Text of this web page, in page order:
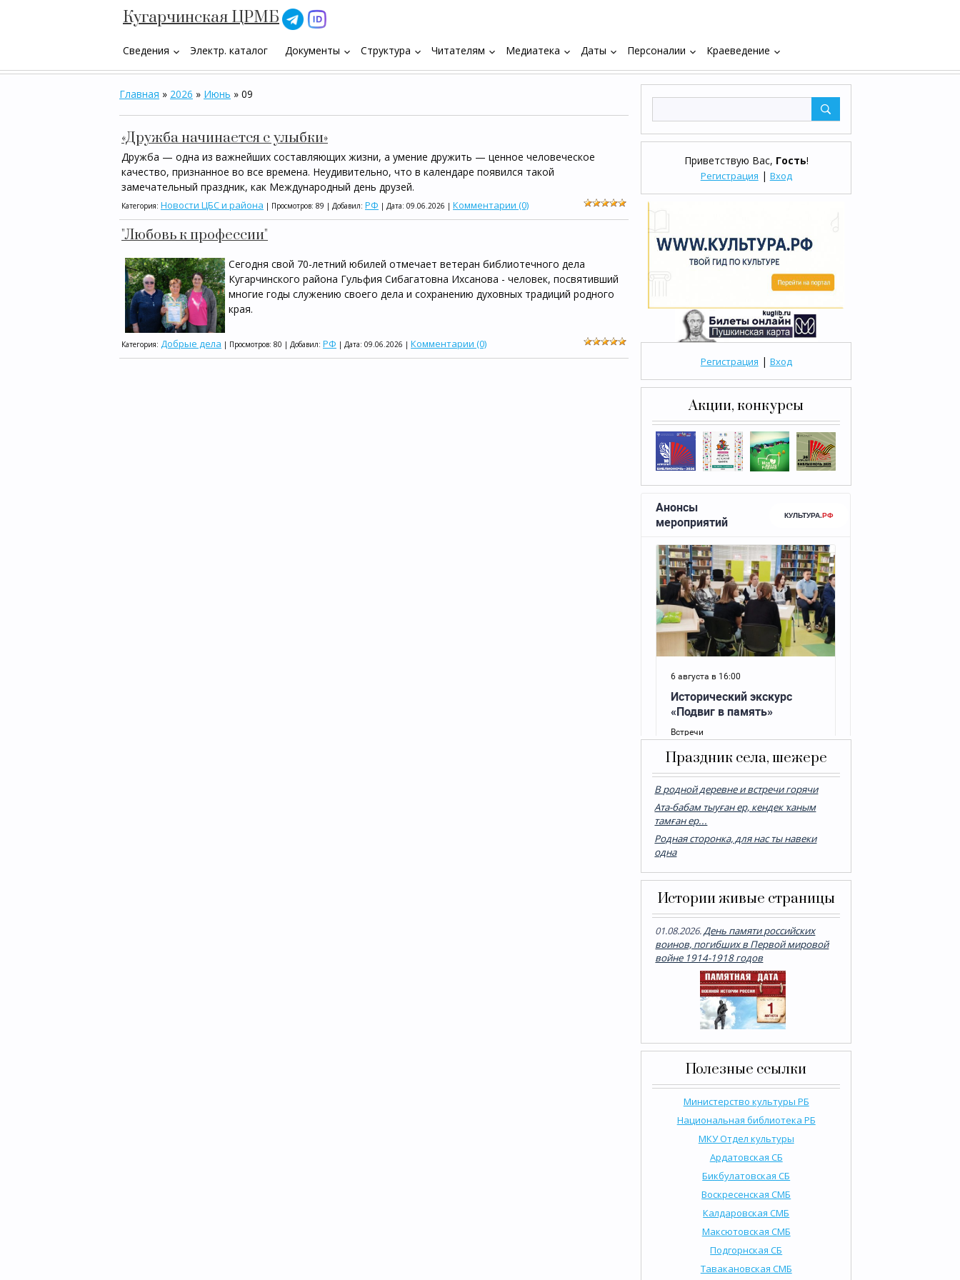
Кугарчинская ЦРМБ
Сведения keyboard_arrow_down Электр. каталог Документы keyboard_arrow_down Структура keyboard_arrow_down Читателям keyboard_arrow_down Медиатека keyboard_arrow_down Даты keyboard_arrow_down Персоналии keyboard_arrow_down Краеведение keyboard_arrow_down
Приветствую Вас, Гость!
Регистрация | Вход
Регистрация | Вход
Акции, конкурсы
Праздник села, шежере
В родной деревне и встречи горячи
Ата-бабам тыуған ер, кендек ҡаным
тамған ер...
Родная сторонка, для нас ты навеки
одна
Истории живые страницы
01.08.2026.День памяти российских
воинов, погибших в Первой мировой
войне 1914-1918 годов
Полезные ссылки
Министерство культуры РБ
Национальная библиотека РБ
МКУ Отдел культуры
Ардатовская СБ
Бикбулатовская СБ
Воскресенская СМБ
Калдаровская СМБ
Максютовская СМБ
Подгорнская СБ
Тавакановская СМБ
Главная » 2026 » Июнь » 09
«Дружба начинается с улыбки»
Дружба — одна из важнейших составляющих жизни, а умение дружить — ценное человеческое
качество, признанное во все времена. Неудивительно, что в календаре появился такой
замечательный праздник, как Международный день друзей.
Категория: Новости ЦБС и района | Просмотров: 89 | Добавил: РФ | Дата: 09.06.2026 | Комментарии (0)
"Любовь к профессии"
Сегодня свой 70-летний юбилей отмечает ветеран библиотечного дела
Кугарчинского района Гульфия Сибагатовна Ихсанова - человек, посвятивший
многие годы служению своего дела и сохранению духовных традиций родного
края.
Категория: Добрые дела | Просмотров: 80 | Добавил: РФ | Дата: 09.06.2026 | Комментарии (0)